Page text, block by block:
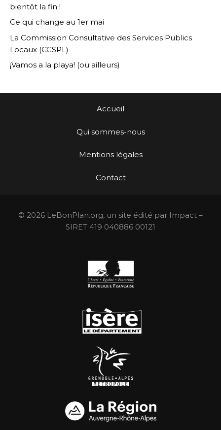
bientôt la fin !
Ce qui change au 1er mai
La Commission Consultative des Services Publics
Locaux (CCSPL)
¡Vamos a la playa! (ou ailleurs)
Accueil
Qui sommes-nous
Mentions légales
Contact
© 2026 LeBonPlan.org, un site édité par Impact –
SIRET 419 040886 00121